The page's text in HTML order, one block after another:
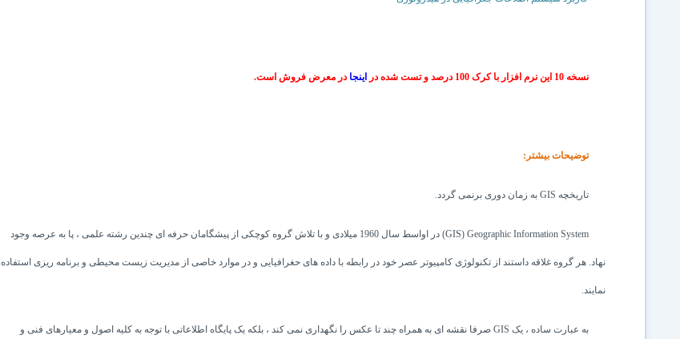
نسخه 10 این نرم افزار با کرک 100 درصد و تست شده در اینجا در معرض فروش است.
توضیحات بیشتر:
تاریخچه GIS به زمان دوری برنمی گردد.
Geographic Information System
(
GIS ) در اواسط سال 1960 میلادی و با تلاش گروه کوچکی از پیشگامان حرفه ای چندین رشته علمی ، پا به عرصه وجود
نهاد. هر گروه غلاقه داستند از تکنولوژی کامپیوتر عصر خود در رابطه با داده های حغرافیایی و در موارد خاصی از مدیریت زیست محیطی و برنامه ریزی استفاده
نمایند.
به عبارت ساده ، یک GIS صرفا نقشه ای به همراه چند تا عکس را نگهداری نمی کند ، بلکه یک پایگاه اطلاعاتی با توجه به کلیه اصول و معیارهای فنی و